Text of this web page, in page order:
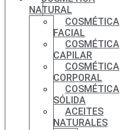
NATURAL
COSMÉTICA
FACIAL
COSMÉTICA
CAPILAR
COSMÉTICA
CORPORAL
COSMÉTICA
SÓLIDA
ACEITES
NATURALES